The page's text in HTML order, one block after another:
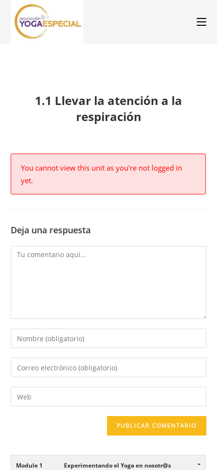
1.1 Llevar la atención a la
respiración
You cannot view this unit as you're not logged in
yet.
Deja una respuesta
Module 1 Experimentando el Yoga en nosotr@s -